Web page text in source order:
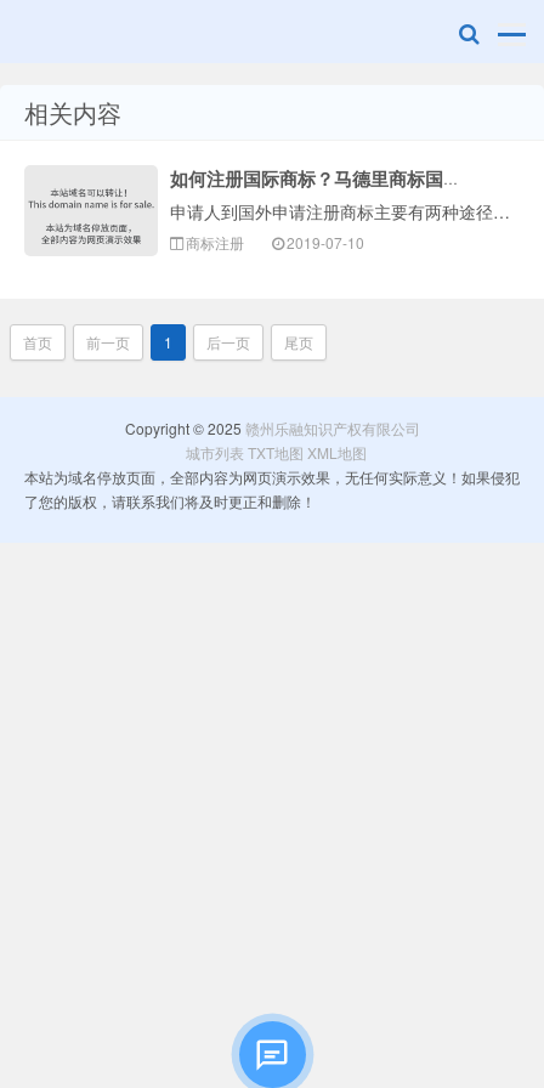
相关内容
如何注册国际商标？马德里商标国际注册流程及费用
申请人到国外申请注册商标主要有两种途径：一种是逐一国家注册，即分别向各国商标主管机关申请注册；一种是马德里商标国际注册，即根据《商标国际注册马德里协定···
商标注册 2019-07-10
首页 前一页 1 后一页 尾页
Copyright © 2025 赣州乐融知识产权有限公司
城市列表 TXT地图 XML地图
本站为域名停放页面，全部内容为网页演示效果，无任何实际意义！如果侵犯
了您的版权，请联系我们将及时更正和删除！